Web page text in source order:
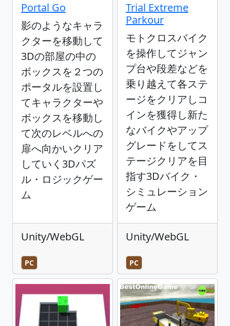
Portal Go
影のようなキャラ
クターを移動して
3Dの部屋の中の
ボックスを２つの
ポータルを設置し
てキャラクターや
ボックスを移動し
て次のレベルへの
扉へ向かいクリア
していく3Dパズ
ル・ロジックゲー
ム
Unity/WebGL
PC
Trial Extreme
Parkour
モトクロスバイク
を操作してジャン
プ台や段差などを
乗り越えて各ステ
ージをクリアしコ
インを獲得し新た
なバイクやアップ
グレードをしてス
テージクリアを目
指す3Dバイク・
シミュレーション
ゲーム
Unity/WebGL
PC